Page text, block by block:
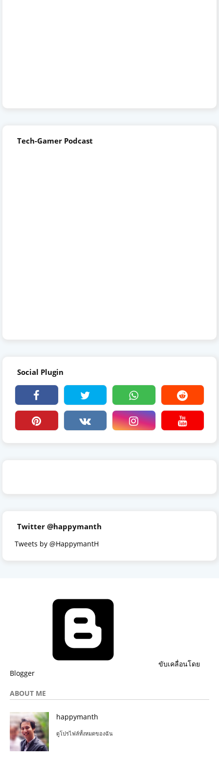
Tech-Gamer Podcast
Social Plugin
Twitter @happymanth
Tweets by @HappymantH
ขับเคลื่อนโดย
Blogger
ABOUT ME
happymanth
ดูโปรไฟล์ทั้งหมดของฉัน